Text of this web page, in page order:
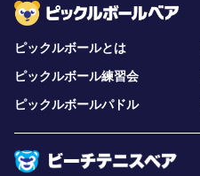
ピックルボールとは
ピックルボール練習会
ピックルボールパドル